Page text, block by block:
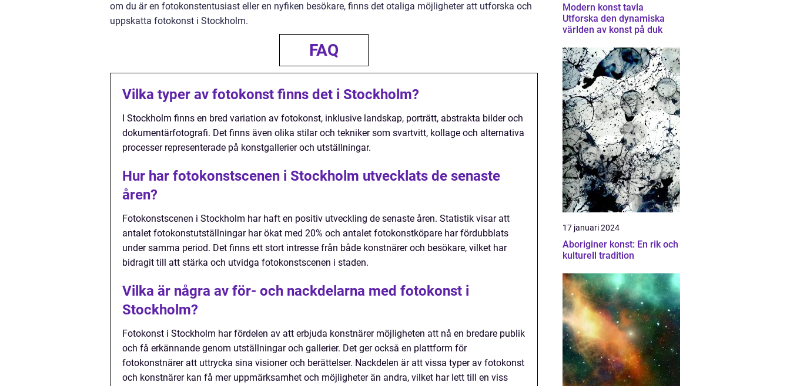
om du är en fotokonstentusiast eller en nyfiken besökare, finns det otaliga möjligheter att utforska och
uppskatta fotokonst i Stockholm.
FAQ
Vilka typer av fotokonst finns det i Stockholm?
I Stockholm finns en bred variation av fotokonst, inklusive landskap, porträtt, abstrakta bilder och
dokumentärfotografi. Det finns även olika stilar och tekniker som svartvitt, kollage och alternativa
processer representerade på konstgallerier och utställningar.
Hur har fotokonstscenen i Stockholm utvecklats de senaste
åren?
Fotokonstscenen i Stockholm har haft en positiv utveckling de senaste åren. Statistik visar att
antalet fotokonstutställningar har ökat med 20% och antalet fotokonstköpare har fördubblats
under samma period. Det finns ett stort intresse från både konstnärer och besökare, vilket har
bidragit till att stärka och utvidga fotokonstscenen i staden.
Vilka är några av för- och nackdelarna med fotokonst i
Stockholm?
Fotokonst i Stockholm har fördelen av att erbjuda konstnärer möjligheten att nå en bredare publik
och få erkännande genom utställningar och gallerier. Det ger också en plattform för
fotokonstnärer att uttrycka sina visioner och berättelser. Nackdelen är att vissa typer av fotokonst
och konstnärer kan få mer uppmärksamhet och möjligheter än andra, vilket har lett till en viss
Modern konst tavla
Utforska den dynamiska
världen av konst på duk
17 januari 2024
Aboriginer konst: En rik och
kulturell tradition